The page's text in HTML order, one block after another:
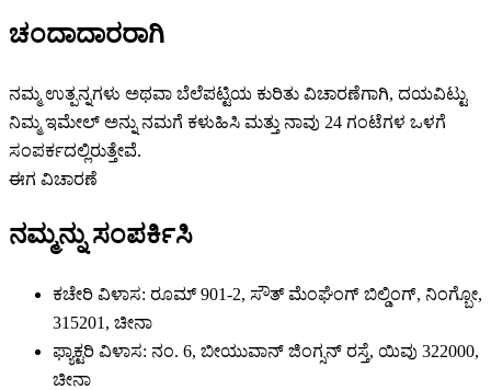
ಚಂದಾದಾರರಾಗಿ
ನಮ್ಮ ಉತ್ಪನ್ನಗಳು ಅಥವಾ ಬೆಲೆಪಟ್ಟಿಯ ಕುರಿತು ವಿಚಾರಣೆಗಾಗಿ, ದಯವಿಟ್ಟು
ನಿಮ್ಮ ಇಮೇಲ್ ಅನ್ನು ನಮಗೆ ಕಳುಹಿಸಿ ಮತ್ತು ನಾವು 24 ಗಂಟೆಗಳ ಒಳಗೆ
ಸಂಪರ್ಕದಲ್ಲಿರುತ್ತೇವೆ.
ಈಗ ವಿಚಾರಣೆ
ನಮ್ಮನ್ನು ಸಂಪರ್ಕಿಸಿ
ಕಚೇರಿ ವಿಳಾಸ: ರೂಮ್ 901-2, ಸೌತ್ ಮೆಂಘೆಂಗ್ ಬಿಲ್ಡಿಂಗ್, ನಿಂಗ್ಬೋ,
315201, ಚೀನಾ
ಫ್ಯಾಕ್ಟರಿ ವಿಳಾಸ: ನಂ. 6, ಬೀಯುವಾನ್ ಜಿಂಗ್ಸನ್ ರಸ್ತೆ, ಯಿವು 322000,
ಚೀನಾ